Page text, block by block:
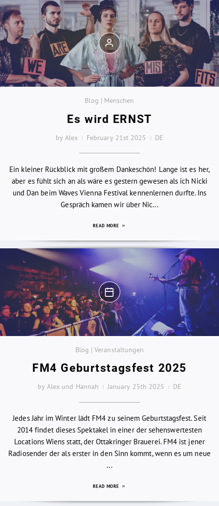
Blog | Menschen
Es wird ERNST
by Alex February 21st 2025 DE
Ein kleiner Rückblick mit großem Dankeschön! Lange ist es her,
aber es fühlt sich an als wäre es gestern gewesen als ich Nicki
und Dan beim Waves Vienna Festival kennenlernen durfte. Ins
Gespräch kamen wir über Nic...
READ MORE
Blog | Veranstaltungen
FM4 Geburtstagsfest 2025
by Alex und Hannah January 25th 2025 DE
Jedes Jahr im Winter lädt FM4 zu seinem Geburtstagsfest. Seit
2014 findet dieses Spektakel in einer der sehenswertesten
Locations Wiens statt, der Ottakringer Brauerei. FM4 ist jener
Radiosender der als erster in den Sinn kommt, wenn es um neue
...
READ MORE